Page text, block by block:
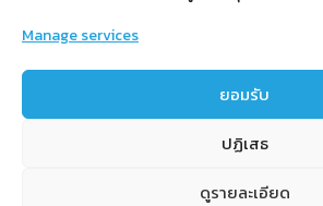
Manage services
ยอมรับ
ปฏิเสธ
ดูรายละเอียด
สำหรับสมาชิก
สิทธิประโยชน์
ขั้นตอนการสมัครสมาชิก